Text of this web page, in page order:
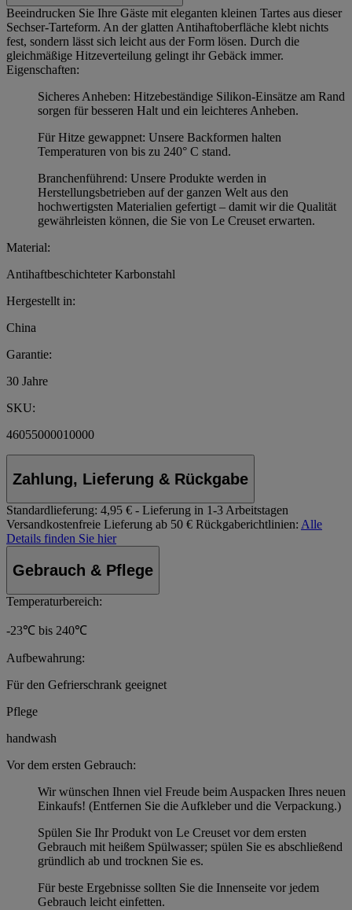
Beeindrucken Sie Ihre Gäste mit eleganten kleinen Tartes aus dieser
Sechser-Tarteform. An der glatten Antihaftoberfläche klebt nichts
fest, sondern lässt sich leicht aus der Form lösen. Durch die
gleichmäßige Hitzeverteilung gelingt ihr Gebäck immer.
Eigenschaften:
Sicheres Anheben: Hitzebeständige Silikon-Einsätze am Rand
sorgen für besseren Halt und ein leichteres Anheben.
Für Hitze gewappnet: Unsere Backformen halten
Temperaturen von bis zu 240° C stand.
Branchenführend: Unsere Produkte werden in
Herstellungsbetrieben auf der ganzen Welt aus den
hochwertigsten Materialien gefertigt – damit wir die Qualität
gewährleisten können, die Sie von Le Creuset erwarten.
Material:
Antihaftbeschichteter Karbonstahl
Hergestellt in:
China
Garantie:
30 Jahre
SKU:
46055000010000
Zahlung, Lieferung & Rückgabe
Standardlieferung: 4,95 € - Lieferung in 1-3 Arbeitstagen
Versandkostenfreie Lieferung ab 50 € Rückgaberichtlinien: Alle
Details finden Sie hier
Gebrauch & Pflege
Temperaturbereich:
-23℃ bis 240℃
Aufbewahrung:
Für den Gefrierschrank geeignet
Pflege
handwash
Vor dem ersten Gebrauch:
Wir wünschen Ihnen viel Freude beim Auspacken Ihres neuen
Einkaufs! (Entfernen Sie die Aufkleber und die Verpackung.)
Spülen Sie Ihr Produkt von Le Creuset vor dem ersten
Gebrauch mit heißem Spülwasser; spülen Sie es abschließend
gründlich ab und trocknen Sie es.
Für beste Ergebnisse sollten Sie die Innenseite vor jedem
Gebrauch leicht einfetten.